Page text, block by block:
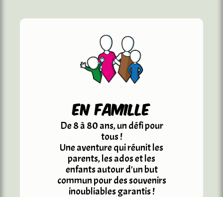
en famille
De 8 à 80 ans, un défi pour
tous !
Une aventure qui réunit les
parents, les ados et les
enfants autour d'un but
commun pour des souvenirs
inoubliables garantis !